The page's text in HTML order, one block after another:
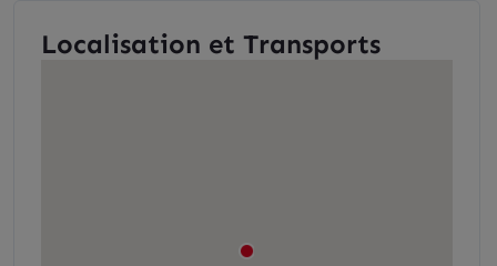
Localisation et Transports